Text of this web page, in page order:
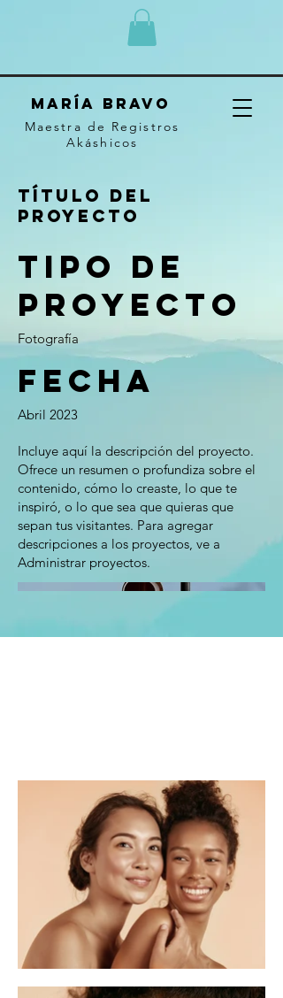
MARÍA BRAVO
Maestra de Registros
Akáshicos
Título del
proyecto
Tipo de
proyecto
Fotografía
Fecha
Abril 2023
Incluye aquí la descripción del proyecto.
Ofrece un resumen o profundiza sobre el
contenido, cómo lo creaste, lo que te
inspiró, o lo que sea que quieras que
sepan tus visitantes. Para agregar
descripciones a los proyectos, ve a
Administrar proyectos.